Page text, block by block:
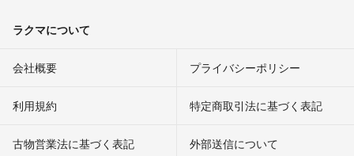
ラクマについて
会社概要 プライバシーポリシー
利用規約 特定商取引法に基づく表記
古物営業法に基づく表記 外部送信について